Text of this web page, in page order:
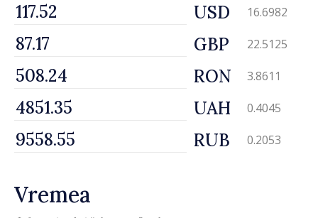
USD 16.6982
GBP 22.5125
RON 3.8611
UAH 0.4045
RUB 0.2053
Vremea